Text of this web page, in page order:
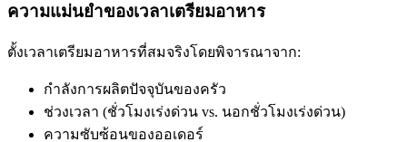
ความแม่นยำของเวลาเตรียมอาหาร
ตั้งเวลาเตรียมอาหารที่สมจริงโดยพิจารณาจาก:
กำลังการผลิตปัจจุบันของครัว
ช่วงเวลา (ชั่วโมงเร่งด่วน vs. นอกชั่วโมงเร่งด่วน)
ความซับซ้อนของออเดอร์